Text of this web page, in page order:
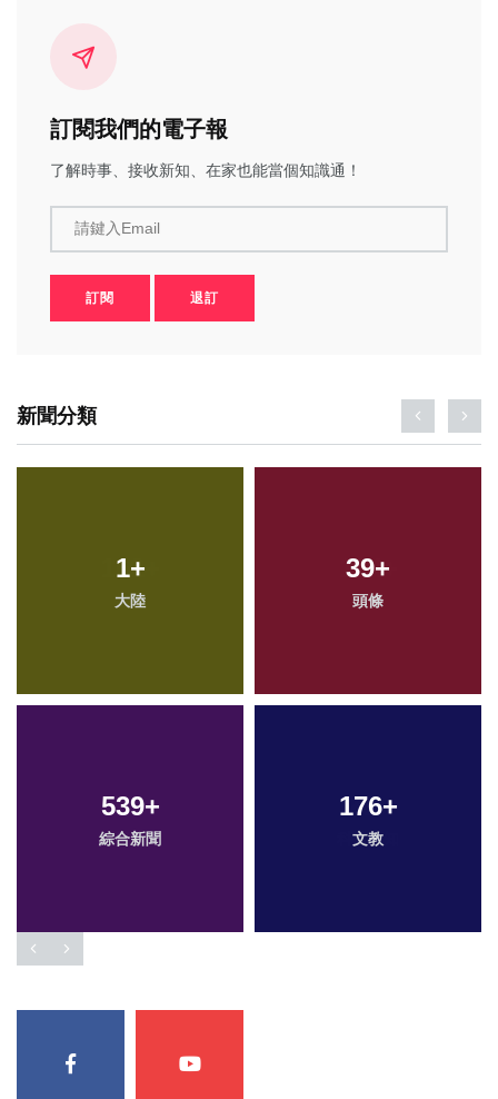
訂閱我們的電子報
了解時事、接收新知、在家也能當個知識通！
請鍵入Email
訂閱 退訂
新聞分類
1+
大陸
39+
頭條
539+
綜合新聞
176+
文教